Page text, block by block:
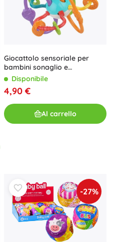
Giocattolo sensoriale per
bambini sonaglio e
massaggiagengive 2in1
Woopie
Disponibile
4,90 €
Al carrello
-27%